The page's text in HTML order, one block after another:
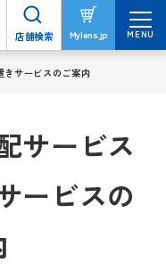
店舗検索 Mylens.jp MENU
きサービスのご案内
サービス
ービスの
店舗検索 Mylens.jp MENU